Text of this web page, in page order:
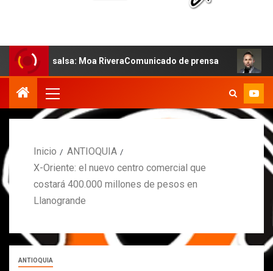
Moa RiveraComunicado de prensa MARCOS
Inicio
ANTIOQUIA
X-Oriente: el nuevo centro comercial que
costará 400.000 millones de pesos en
Llanogrande
ANTIOQUIA